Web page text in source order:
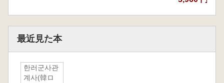
最近見た本
한러군사관
계사(韓ロ